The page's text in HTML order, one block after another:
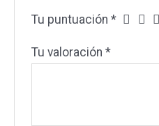
Tu puntuación*
Tu valoración*